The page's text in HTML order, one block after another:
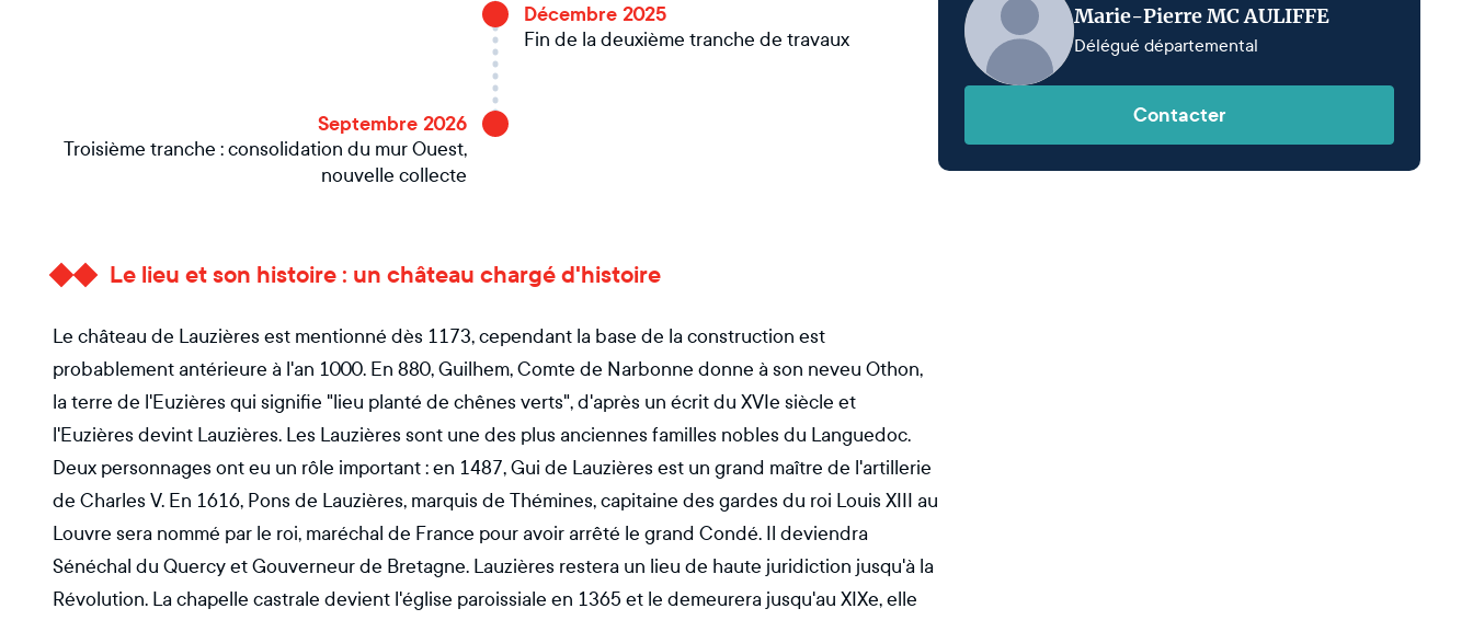
Décembre 2025
Fin de la deuxième tranche de travaux
Septembre 2026
Troisième tranche : consolidation du mur Ouest,
nouvelle collecte
Le lieu et son histoire : un château chargé d'histoire
Le château de Lauzières est mentionné dès 1173, cependant la base de la construction est
probablement antérieure à l'an 1000. En 880, Guilhem, Comte de Narbonne donne à son neveu Othon,
la terre de l'Euzières qui signifie "lieu planté de chênes verts", d'après un écrit du XVIe siècle et
l'Euzières devint Lauzières. Les Lauzières sont une des plus anciennes familles nobles du Languedoc.
Deux personnages ont eu un rôle important : en 1487, Gui de Lauzières est un grand maître de l'artillerie
de Charles V. En 1616, Pons de Lauzières, marquis de Thémines, capitaine des gardes du roi Louis XIII au
Louvre sera nommé par le roi, maréchal de France pour avoir arrêté le grand Condé. Il deviendra
Sénéchal du Quercy et Gouverneur de Bretagne. Lauzières restera un lieu de haute juridiction jusqu'à la
Révolution. La chapelle castrale devient l'église paroissiale en 1365 et le demeurera jusqu'au XIXe, elle
Marie-Pierre MC AULIFFE
Délégué départemental
Contacter